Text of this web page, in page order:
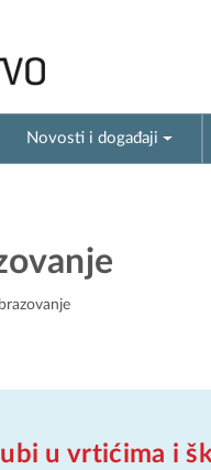
Novosti i događaji
u vrtićima i